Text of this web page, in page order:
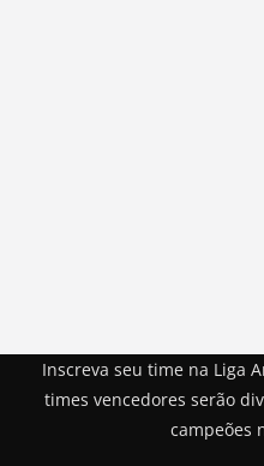
Inscreva seu time na Liga
times vencedores serão
campeões